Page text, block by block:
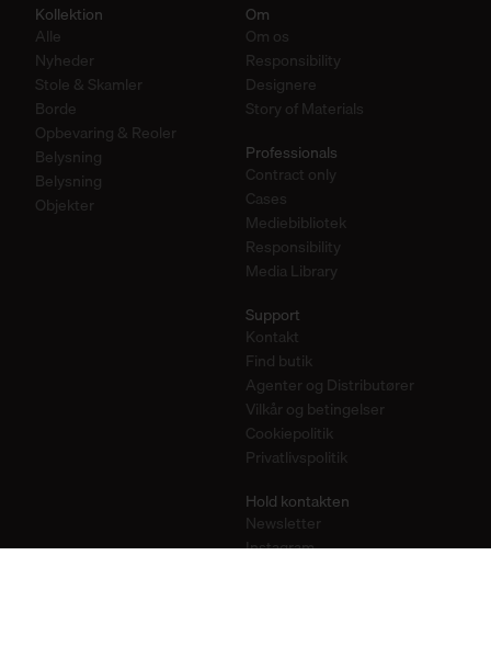
Kollektion
Alle
Nyheder
Stole & Skamler
Borde
Opbevaring & Reoler
Belysning
Belysning
Objekter
Om
Om os
Responsibility
Designere
Story of Materials
Professionals
Contract only
Cases
Mediebibliotek
Responsibility
Media Library
Support
Kontakt
Find butik
Agenter og Distributører
Vilkår og betingelser
Cookiepolitik
Privatlivspolitik
Hold kontakten
Newsletter
Instagram